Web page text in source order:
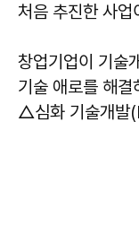
처음 추진한 사업
창업기업이 기술
기술 애로를 해
△심화 기술개발